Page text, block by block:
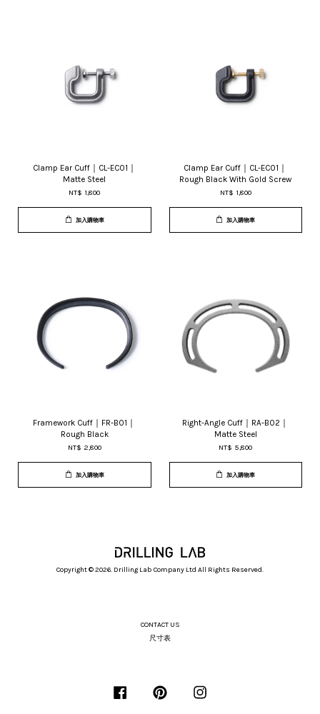
Clamp Ear Cuff｜CL-EC01｜
Matte Steel
NT$ 1,800
加入購物車
Clamp Ear Cuff｜CL-EC01｜
Rough Black With Gold Screw
NT$ 1,800
加入購物車
Framework Cuff｜FR-B01｜
Rough Black
NT$ 2,800
加入購物車
Right-Angle Cuff｜RA-B02｜
Matte Steel
NT$ 5,800
加入購物車
Copyright © 2026. Drilling Lab Company Ltd All Rights Reserved.
CONTACT US
尺寸表
Facebook Pinterest